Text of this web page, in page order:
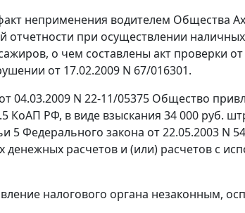
неприменения водителем Общества
отчетности при осуществлении
о чем составлены акт проверки
от 17.02.2009 N 67/016301.
04.03.2009 N 22-11/05375 Общество
КоАП РФ, в виде взыскания 34 000 руб.
5Федерального закона от 22.05.2003 N
расчетов и (или) расчетов с
налогового органа незаконным,